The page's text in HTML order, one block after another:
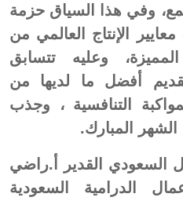
وفي هذا السياق حزمة
الإنتاج العالمي من
وعليه تتسابق
أفضل ما لديها من
التنافسية ، وجذب
الشهر المبارك.
السعودي القدير أ.راضي
الدرامية السعودية